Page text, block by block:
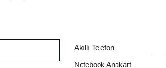
Akıllı Telefon
Notebook Anakart